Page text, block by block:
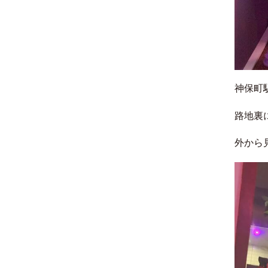
神保町
路地裏
外から